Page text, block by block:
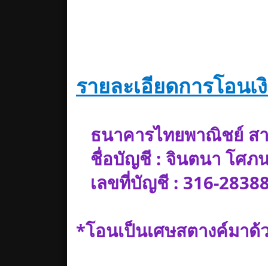
รายละเอียดการโอนเ
ธนาคารไทยพาณิชย์ ส
ชื่อบัญชี : จินตนา โศภ
เลขที่บัญชี : 316-
*โอนเป็นเศษสตางค์มา